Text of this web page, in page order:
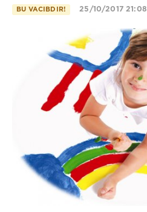
BU VACIBDIR! 25/10/2017 21:08